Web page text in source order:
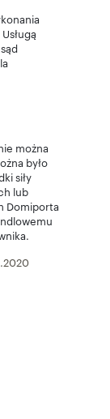
można
było
siły
lub
Domiporta